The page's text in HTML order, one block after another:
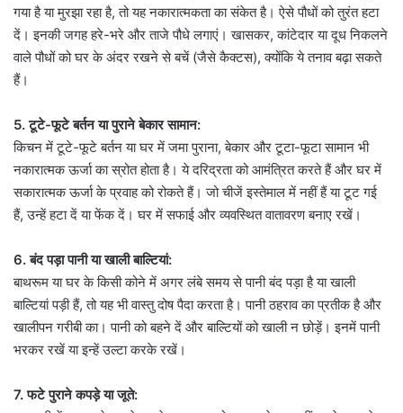
गया है या मुरझा रहा है, तो यह नकारात्मकता का संकेत है। ऐसे पौधों को तुरंत हटा
दें। इनकी जगह हरे-भरे और ताजे पौधे लगाएं। खासकर, कांटेदार या दूध निकलने
वाले पौधों को घर के अंदर रखने से बचें (जैसे कैक्टस), क्योंकि ये तनाव बढ़ा सकते
हैं।
5. टूटे-फूटे बर्तन या पुराने बेकार सामान:
किचन में टूटे-फूटे बर्तन या घर में जमा पुराना, बेकार और टूटा-फूटा सामान भी
नकारात्मक ऊर्जा का स्रोत होता है। ये दरिद्रता को आमंत्रित करते हैं और घर में
सकारात्मक ऊर्जा के प्रवाह को रोकते हैं। जो चीजें इस्तेमाल में नहीं हैं या टूट गई
हैं, उन्हें हटा दें या फेंक दें। घर में सफाई और व्यवस्थित वातावरण बनाए रखें।
6. बंद पड़ा पानी या खाली बाल्टियां:
बाथरूम या घर के किसी कोने में अगर लंबे समय से पानी बंद पड़ा है या खाली
बाल्टियां पड़ी हैं, तो यह भी वास्तु दोष पैदा करता है। पानी ठहराव का प्रतीक है और
खालीपन गरीबी का। पानी को बहने दें और बाल्टियों को खाली न छोड़ें। इनमें पानी
भरकर रखें या इन्हें उल्टा करके रखें।
7. फटे पुराने कपड़े या जूते: